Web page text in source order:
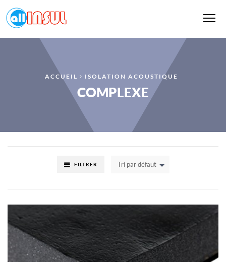
ACCUEIL ISOLATION ACOUSTIQUE
COMPLEXE
FILTRER Tri par défaut